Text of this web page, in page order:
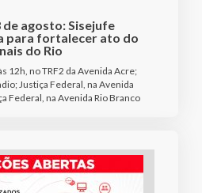
agosto: Sisejufe
para fortalecer ato do
do Rio
12h, no TRF2 da Avenida Acre;
Justiça Federal, na Avenida
Federal, na Avenida Rio Branco